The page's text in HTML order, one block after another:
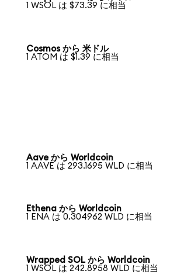
1 WSOL は $73.39 に相当
Cosmos から 米ドル
1 ATOM は $1.39 に相当
Aave から Worldcoin
1 AAVE は 293.1695 WLD に相当
Ethena から Worldcoin
1 ENA は 0.304962 WLD に相当
Wrapped SOL から Worldcoin
1 WSOL は 242.8958 WLD に相当